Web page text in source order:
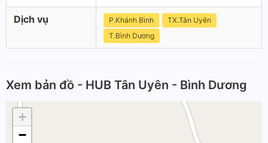
Dịch vụ P.Khánh Bình
TX.Tân Uyên
T.Bình Dương
Xem bản đồ - HUB Tân Uyên - Bình Dương
+
−